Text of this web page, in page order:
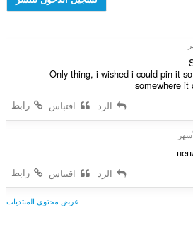
Only thing, i wished i could pin it
somewhere it
رابط
الرد اقتباس
رابط
الرد اقتباس
عرض محتوى المنتديات